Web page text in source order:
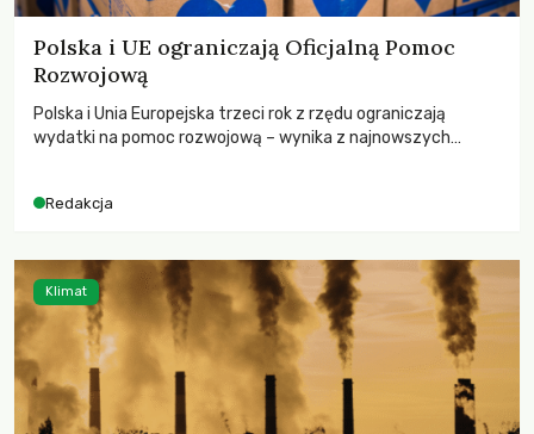
Polska i UE ograniczają Oficjalną Pomoc
Rozwojową
Polska i Unia Europejska trzeci rok z rzędu ograniczają
wydatki na pomoc rozwojową – wynika z najnowszych
odnotowano największe tąpnięcie ODA w historii. Jakie będą
kryzysami i ubóstwem?
Redakcja
Klimat